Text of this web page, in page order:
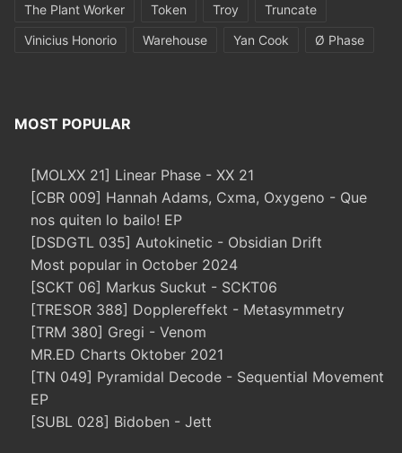
The Plant Worker
Token Troy
Truncate
Vinicius Honorio
Warehouse Yan Cook Ø Phase
MOST POPULAR
[MOLXX 21] Linear Phase - XX 21
[CBR 009] Hannah Adams, Cxma, Oxygeno - Que
nos quiten lo bailo! EP
[DSDGTL 035] Autokinetic - Obsidian Drift
Most popular in October 2024
[SCKT 06] Markus Suckut - SCKT06
[TRESOR 388] Dopplereffekt - Metasymmetry
[TRM 380] Gregi - Venom
MR.ED Charts Oktober 2021
[TN 049] Pyramidal Decode - Sequential Movement
EP
[SUBL 028] Bidoben - Jett